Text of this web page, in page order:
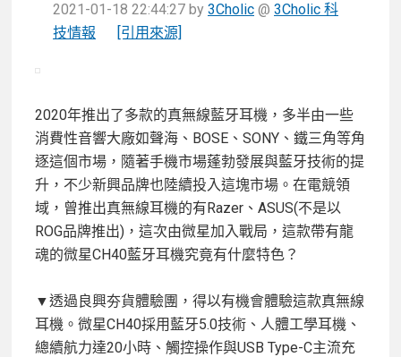
2021-01-18 22:44:27 by 3Cholic @ 3Cholic 科
技情報
[引用來源]
2020年推出了多款的真無線藍牙耳機，多半由一些
消費性音響大廠如聲海、BOSE、SONY、鐵三角等角
逐這個市場，隨著手機市場蓬勃發展與藍牙技術的提
升，不少新興品牌也陸續投入這塊市場。在電競領
域，曾推出真無線耳機的有Razer、ASUS(不是以
ROG品牌推出)，這次由微星加入戰局，這款帶有龍
魂的微星CH40藍牙耳機究竟有什麼特色？
▼透過良興夯貨體驗團，得以有機會體驗這款真無線
耳機。微星CH40採用藍牙5.0技術、人體工學耳機、
總續航力達20小時、觸控操作與USB Type-C主流充